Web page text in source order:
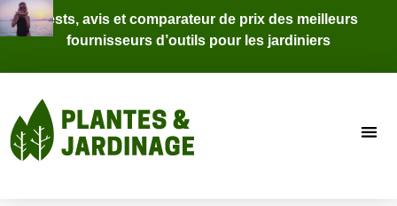
Tests, avis et comparateur de prix des meilleurs
fournisseurs d’outils pour les jardiniers